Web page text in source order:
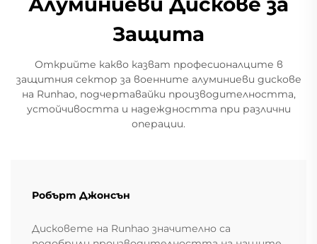
Защита
Открийте какво казват професионалците в
защитния сектор за военните алуминиеви дискове
на Runhao, подчертавайки производителността,
устойчивостта и надеждността при различни
операции.
Робърт Джонсън
Дисковете на Runhao значително са